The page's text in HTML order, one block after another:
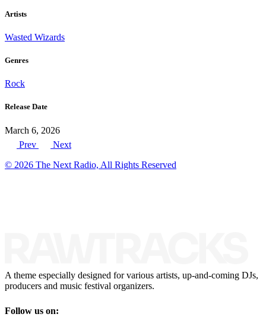
Artists
Wasted Wizards
Genres
Rock
Release Date
March 6, 2026
Prev
Next
© 2026 The Next Radio, All Rights Reserved
A theme especially designed for various artists, up-and-coming DJs,
producers and music festival organizers.
Follow us on: